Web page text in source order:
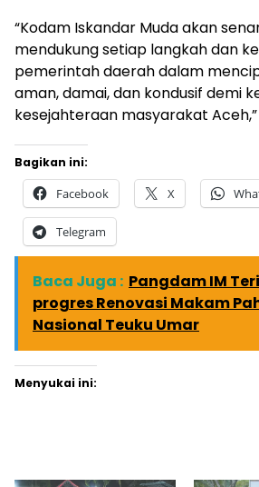
“Kodam Iskandar Muda akan
mendukung setiap langkah dan
pemerintah daerah dalam
aman, damai, dan kondusif demi
kesejahteraan masyarakat
Bagikan ini:
Facebook X
Telegram
Baca Juga : Pangdam IM
progres Renovasi Makam
Nasional Teuku Umar
Menyukai ini: